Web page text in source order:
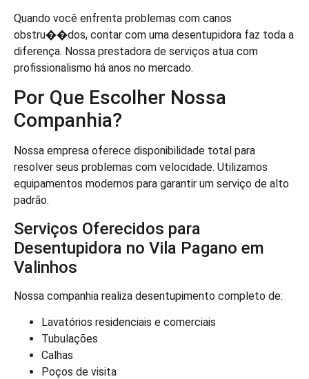
Quando você enfrenta problemas com canos
obstru��dos, contar com uma desentupidora faz toda a
diferença. Nossa prestadora de serviços atua com
profissionalismo há anos no mercado.
Por Que Escolher Nossa
Companhia?
Nossa empresa oferece disponibilidade total para
resolver seus problemas com velocidade. Utilizamos
equipamentos modernos para garantir um serviço de alto
padrão.
Serviços Oferecidos para
Desentupidora no Vila Pagano em
Valinhos
Nossa companhia realiza desentupimento completo de:
Lavatórios residenciais e comerciais
Tubulações
Calhas
Poços de visita